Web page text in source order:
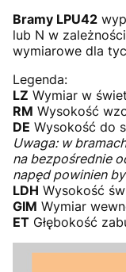
Bramy LPU42
lub N w
wymiarowe dla
Legenda:
LZ Wymiar w
RM Wysokość
DE Wysokość do
Uwaga: w
na bezpośrednie
napęd powinien
LDH Wysokość
GIM Wymiar
ET Głębokość